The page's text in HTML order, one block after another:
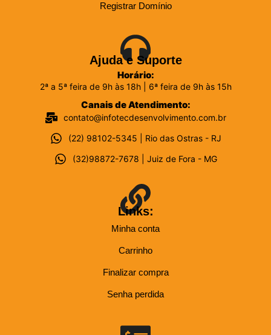
Registrar Domínio
Ajuda e Suporte
Horário:
2ª a 5ª feira de 9h às 18h | 6ª feira de 9h às 15h
Canais de Atendimento:
contato@infotecdesenvolvimento.com.br
(22) 98102-5345 | Rio das Ostras - RJ
(32)98872-7678 | Juiz de Fora - MG
Links:
Minha conta
Carrinho
Finalizar compra
Senha perdida